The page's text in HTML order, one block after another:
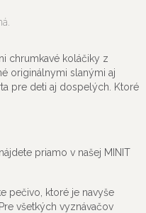
chrumkavé koláčiky z
originálnymi slanými aj
pre deti aj dospelých. Ktoré
priamo v našej MINIT
pečivo, ktoré je navyše
všetkých vyznávačov